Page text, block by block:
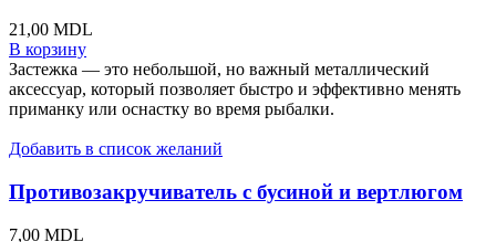
21,00 MDL
В корзину
Застежка — это небольшой, но важный металлический
аксессуар, который позволяет быстро и эффективно менять
приманку или оснастку во время рыбалки.
Добавить в список желаний
Противозакручиватель с бусиной и вертлюгом
7,00 MDL